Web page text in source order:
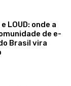
LOUD: onde a
de e-
Brasil vira